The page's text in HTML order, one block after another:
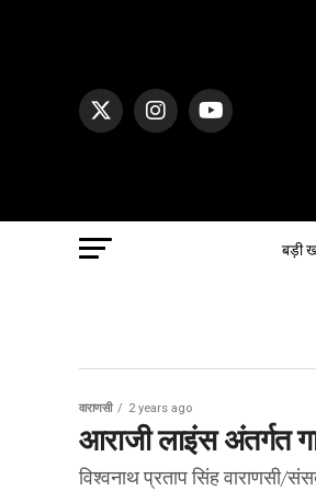
बड़ी
वाराणसी 2 years ago
आराजी लाइंस अंतर्गत
विश्वनाथ प्रताप सिंह वाराणसी/